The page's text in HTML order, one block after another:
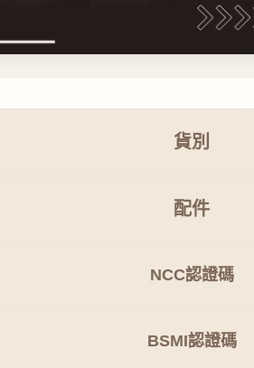
貨別
配件
NCC認證碼
BSMI認證碼